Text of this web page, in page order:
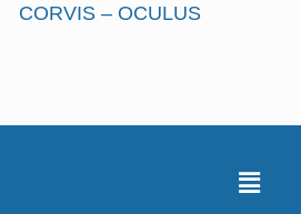
CORVIS – OCULUS